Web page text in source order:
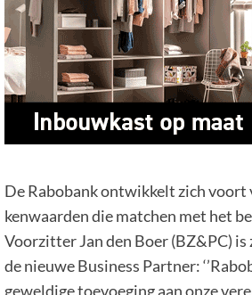
De Rabobank ontwikkelt zich voort
kenwaarden die matchen met het
Voorzitter Jan den Boer (BZ&PC)
de nieuwe Business Partner:
geweldige toevoeging aan onze